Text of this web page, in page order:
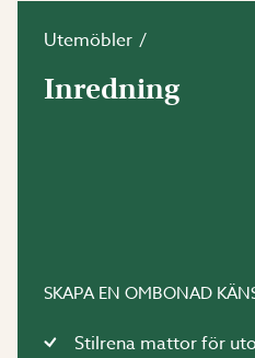
Utemöbler
Inredning
SKAPA EN OMBONAD
Stilrena mattor för